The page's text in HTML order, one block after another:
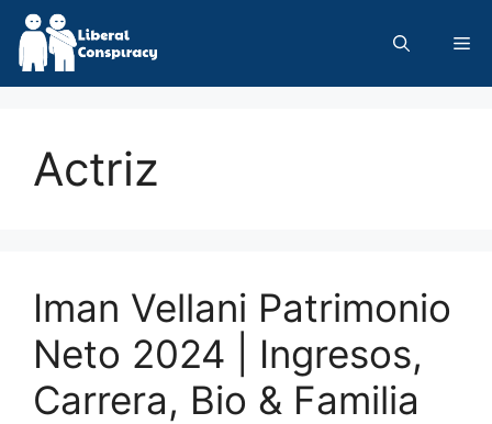
Skip
content
Actriz
Iman Vellani Patrimonio
Neto 2024 | Ingresos,
Carrera, Bio & Familia